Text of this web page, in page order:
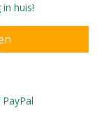
huis!